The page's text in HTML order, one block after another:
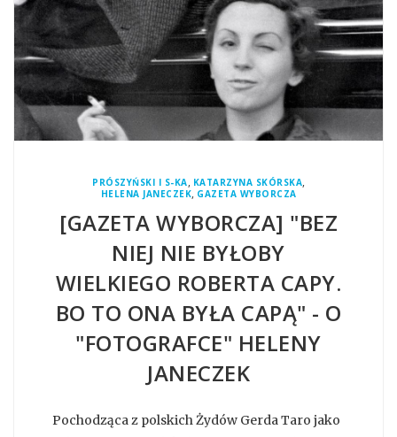
PRÓSZYŃSKI I S-KA, KATARZYNA SKÓRSKA,
HELENA JANECZEK, GAZETA WYBORCZA
[GAZETA WYBORCZA] "BEZ
NIEJ NIE BYŁOBY
WIELKIEGO ROBERTA CAPY.
BO TO ONA BYŁA CAPĄ" - O
"FOTOGRAFCE" HELENY
JANECZEK
Pochodząca z polskich Żydów Gerda Taro jako